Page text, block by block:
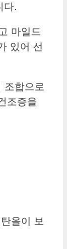
다.
마일드
있어 선
조합으로
조증을
올이 보